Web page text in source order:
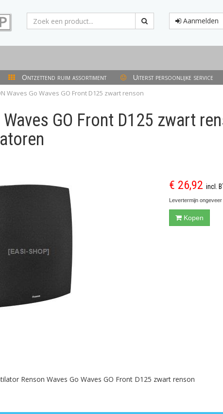
Aanmelden
Ontzettend ruim assortiment Uiterst persoonlijke service
Waves Go Waves GO Front D125 zwart renson
GO Front D125 zwart
€ 26,92 incl.
Levertermijn
Kopen
Renson Waves Go Waves GO Front D125 zwart renson